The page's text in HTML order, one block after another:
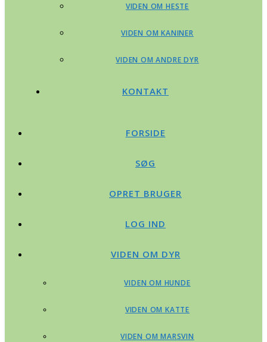
VIDEN OM HESTE
VIDEN OM KANINER
VIDEN OM ANDRE DYR
KONTAKT
FORSIDE
SØG
OPRET BRUGER
LOG IND
VIDEN OM DYR
VIDEN OM HUNDE
VIDEN OM KATTE
VIDEN OM MARSVIN